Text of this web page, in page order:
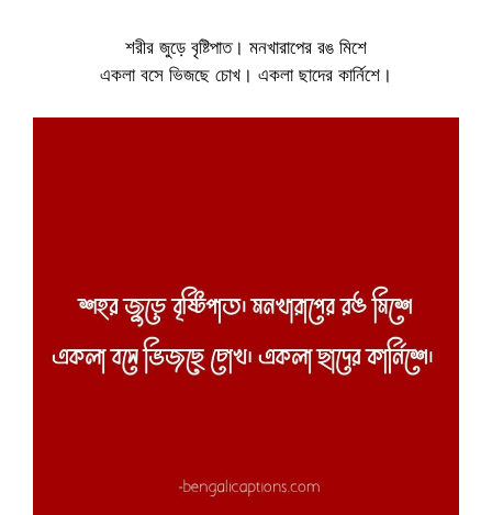
শরীর জুড়ে বৃষ্টিপাত। মনখারাপের রঙ মিশে
একলা বসে ভিজছে চোখ। একলা ছাদের কার্নিশে।